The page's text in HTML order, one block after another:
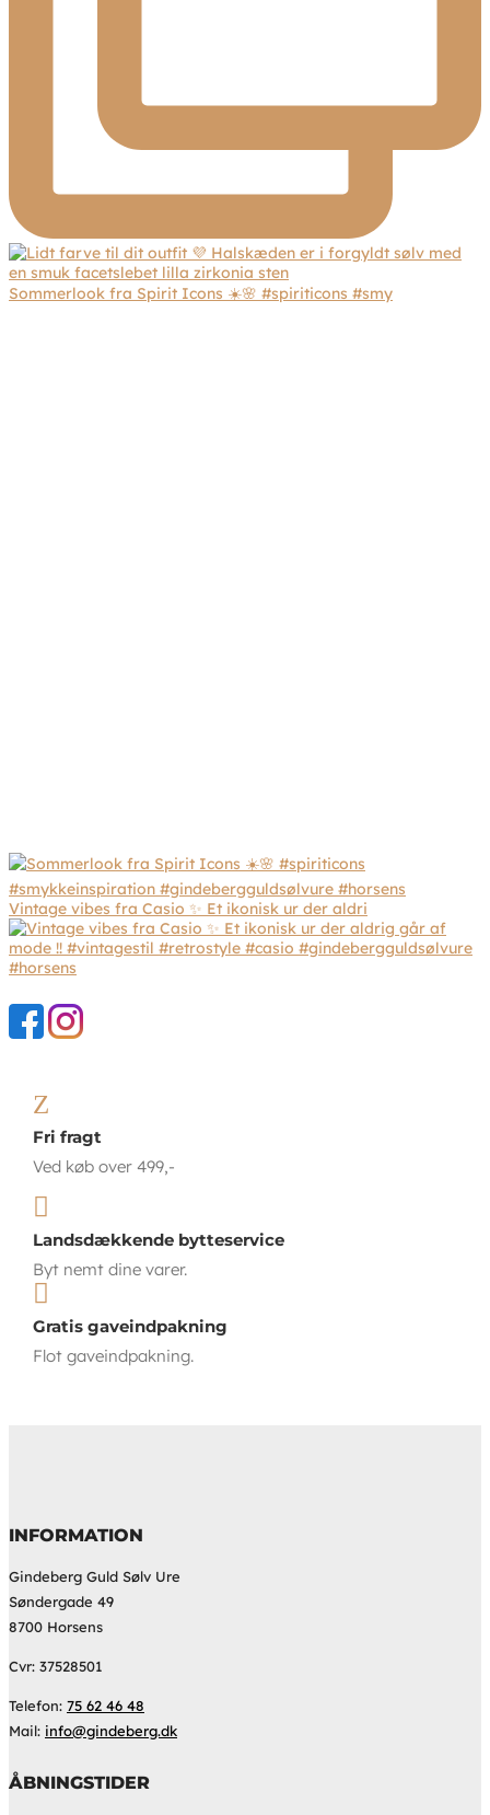
Sommerlook fra Spirit Icons ☀️🌸 #spiriticons #smy
Vintage vibes fra Casio ✨ Et ikonisk ur der aldri
Z
Fri fragt
Ved køb over 499,-

Landsdækkende bytteservice
Byt nemt dine varer.

Gratis gaveindpakning
Flot gaveindpakning.
INFORMATION
Gindeberg Guld Sølv Ure
Søndergade 49
8700 Horsens
Cvr: 37528501
Telefon: 75 62 46 48
Mail: info@gindeberg.dk
ÅBNINGSTIDER